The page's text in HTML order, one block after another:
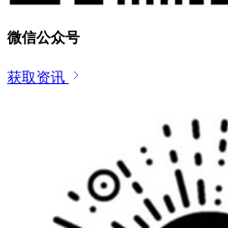
微信公众号
获取资讯